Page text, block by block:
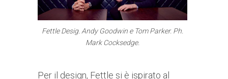
Fettle Desig. Andy Goodwin e Tom Parker. Ph.
Mark Cocksedge.
Per il design, Fettle si è ispirato al